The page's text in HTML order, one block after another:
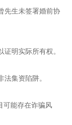
先生未签署婚前协
明实际所有权。
集资陷阱。
可能存在诈骗风